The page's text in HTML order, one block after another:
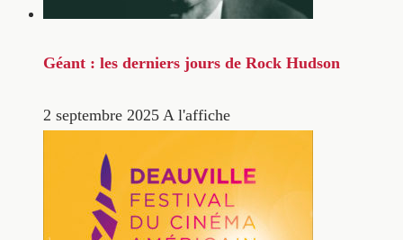
Géant : les derniers jours de Rock Hudson
2 septembre 2025 A l'affiche